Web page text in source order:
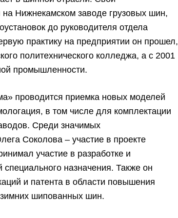
Нижнекамском заводе грузовых шин,
до руководителя отдела
практику на предприятии он прошел,
политехнического колледжа, а с 2001
промышленности.
проводится приемка новых моделей
в том числе для комплектации
Среди значимых
Соколова – участие в проекте
участие в разработке и
назначения. Также он
и патента в области повышения
зимних шипованных шин.